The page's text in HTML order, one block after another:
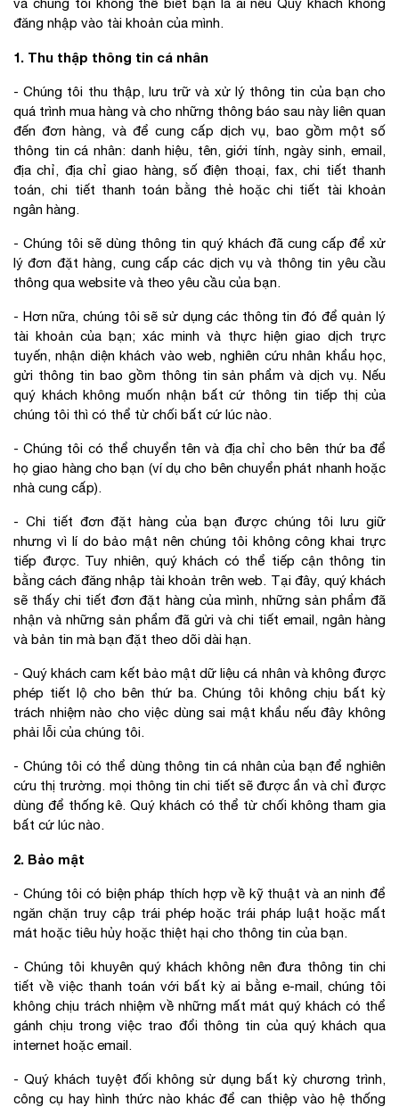
và chúng tôi không thể biết bạn là ai nếu Quý khách không
đăng nhập vào tài khoản của mình.
1. Thu thập thông tin cá nhân
- Chúng tôi thu thập, lưu trữ và xử lý thông tin của bạn cho
quá trình mua hàng và cho những thông báo sau này liên quan
đến đơn hàng, và để cung cấp dịch vụ, bao gồm một số
thông tin cá nhân: danh hiệu, tên, giới tính, ngày sinh, email,
địa chỉ, địa chỉ giao hàng, số điện thoại, fax, chi tiết thanh
toán, chi tiết thanh toán bằng thẻ hoặc chi tiết tài khoản
ngân hàng.
- Chúng tôi sẽ dùng thông tin quý khách đã cung cấp để xử
lý đơn đặt hàng, cung cấp các dịch vụ và thông tin yêu cầu
thông qua website và theo yêu cầu của bạn.
- Hơn nữa, chúng tôi sẽ sử dụng các thông tin đó để quản lý
tài khoản của bạn; xác minh và thực hiện giao dịch trực
tuyến, nhận diện khách vào web, nghiên cứu nhân khẩu học,
gửi thông tin bao gồm thông tin sản phẩm và dịch vụ. Nếu
quý khách không muốn nhận bất cứ thông tin tiếp thị của
chúng tôi thì có thể từ chối bất cứ lúc nào.
- Chúng tôi có thể chuyển tên và địa chỉ cho bên thứ ba để
họ giao hàng cho bạn (ví dụ cho bên chuyển phát nhanh hoặc
nhà cung cấp).
- Chi tiết đơn đặt hàng của bạn được chúng tôi lưu giữ
nhưng vì lí do bảo mật nên chúng tôi không công khai trực
tiếp được. Tuy nhiên, quý khách có thể tiếp cận thông tin
bằng cách đăng nhập tài khoản trên web. Tại đây, quý khách
sẽ thấy chi tiết đơn đặt hàng của mình, những sản phẩm đã
nhận và những sản phẩm đã gửi và chi tiết email, ngân hàng
và bản tin mà bạn đặt theo dõi dài hạn.
- Quý khách cam kết bảo mật dữ liệu cá nhân và không được
phép tiết lộ cho bên thứ ba. Chúng tôi không chịu bất kỳ
trách nhiệm nào cho việc dùng sai mật khẩu nếu đây không
phải lỗi của chúng tôi.
- Chúng tôi có thể dùng thông tin cá nhân của bạn để nghiên
cứu thị trường. mọi thông tin chi tiết sẽ được ẩn và chỉ được
dùng để thống kê. Quý khách có thể từ chối không tham gia
bất cứ lúc nào.
2. Bảo mật
- Chúng tôi có biện pháp thích hợp về kỹ thuật và an ninh để
ngăn chặn truy cập trái phép hoặc trái pháp luật hoặc mất
mát hoặc tiêu hủy hoặc thiệt hại cho thông tin của bạn.
- Chúng tôi khuyên quý khách không nên đưa thông tin chi
tiết về việc thanh toán với bất kỳ ai bằng e-mail, chúng tôi
không chịu trách nhiệm về những mất mát quý khách có thể
gánh chịu trong việc trao đổi thông tin của quý khách qua
internet hoặc email.
- Quý khách tuyệt đối không sử dụng bất kỳ chương trình,
công cụ hay hình thức nào khác để can thiệp vào hệ thống